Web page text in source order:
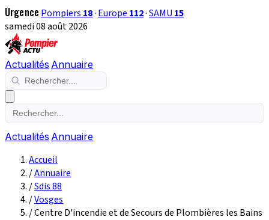
Urgence Pompiers 18· Europe 112·SAMU 15
samedi 08 août 2026
Actualités Annuaire
Actualités Annuaire
Accueil
/Annuaire
/Sdis 88
/Vosges
/Centre D'incendie et de Secours de Plombières les Bains